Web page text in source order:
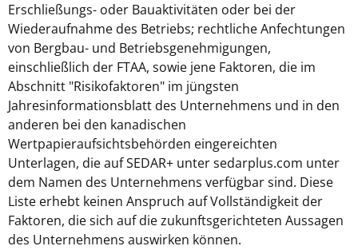
Erschließungs- oder Bauaktivitäten oder bei der
Wiederaufnahme des Betriebs; rechtliche Anfechtungen
von Bergbau- und Betriebsgenehmigungen,
einschließlich der FTAA, sowie jene Faktoren, die im
Abschnitt "Risikofaktoren" im jüngsten
Jahresinformationsblatt des Unternehmens und in den
anderen bei den kanadischen
Wertpapieraufsichtsbehörden eingereichten
Unterlagen, die auf SEDAR+ unter sedarplus.com unter
dem Namen des Unternehmens verfügbar sind. Diese
Liste erhebt keinen Anspruch auf Vollständigkeit der
Faktoren, die sich auf die zukunftsgerichteten Aussagen
des Unternehmens auswirken können.